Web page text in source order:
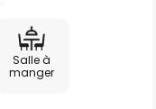
Salle à
manger